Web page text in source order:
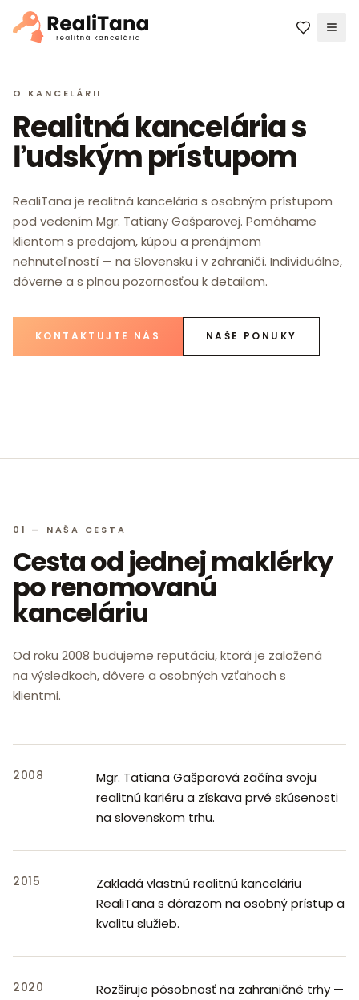
O KANCELÁRII
Realitná kancelária s
ľudským prístupom
RealiTana je realitná kancelária s osobným prístupom
pod vedením Mgr. Tatiany Gašparovej. Pomáhame
klientom s predajom, kúpou a prenájmom
nehnuteľností — na Slovensku i v zahraničí. Individuálne,
dôverne a s plnou pozornosťou k detailom.
KONTAKTUJTE NÁS NAŠE PONUKY
01 — NAŠA CESTA
Cesta od jednej maklérky
po renomovanú
kanceláriu
Od roku 2008 budujeme reputáciu, ktorá je založená
na výsledkoch, dôvere a osobných vzťahoch s
klientmi.
2008
Mgr. Tatiana Gašparová začína svoju
realitnú kariéru a získava prvé skúsenosti
na slovenskom trhu.
2015
Zakladá vlastnú realitnú kanceláriu
RealiTana s dôrazom na osobný prístup a
kvalitu služieb.
2020
Rozširuje pôsobnosť na zahraničné trhy —